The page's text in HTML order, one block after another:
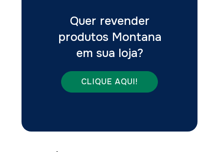
Quer revender
produtos Montana
em sua loja?
CLIQUE AQUI!